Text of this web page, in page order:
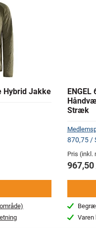
Hybrid Jakke
Stræk
870,75 /
Pris (inkl.
967,50
Varen